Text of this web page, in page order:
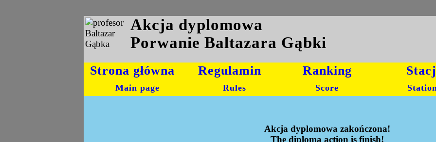
Akcja dyplomowa
Porwanie Baltazara Gąbki
Strona główna
Main page
Regulamin
Rules
Ranking
Score
Akcja dyplomowa zakończona!
The diploma action is finish!